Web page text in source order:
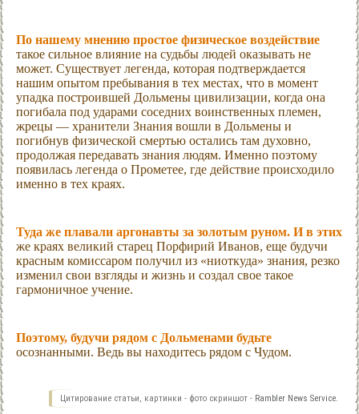
По нашему мнению простое физическое воздействие
такое сильное влияние на судьбы людей оказывать не
может. Существует легенда, которая подтверждается
нашим опытом пребывания в тех местах, что в момент
упадка построившей Дольмены цивилизации, когда она
погибала под ударами соседних воинственных племен,
жрецы — хранители Знания вошли в Дольмены и
погибнув физической смертью остались там духовно,
продолжая передавать знания людям. Именно поэтому
появилась легенда о Прометее, где действие происходило
именно в тех краях.
Туда же плавали аргонавты за золотым руном. И в этих
же краях великий старец Порфирий Иванов, еще будучи
красным комиссаром получил из «ниоткуда» знания, резко
изменил свои взгляды и жизнь и создал свое такое
гармоничное учение.
Поэтому, будучи рядом с Дольменами будьте
осознанными. Ведь вы находитесь рядом с Чудом.
Цитирование статьи, картинки - фото скриншот - Rambler News Service.